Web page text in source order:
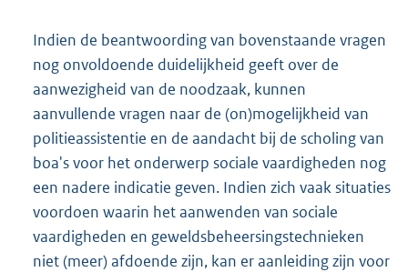
Indien de beantwoording van bovenstaande vragen
nog onvoldoende duidelijkheid geeft over de
aanwezigheid van de noodzaak, kunnen
aanvullende vragen naar de (on)mogelijkheid van
politieassistentie en de aandacht bij de scholing van
boa's voor het onderwerp sociale vaardigheden nog
een nadere indicatie geven. Indien zich vaak situaties
voordoen waarin het aanwenden van sociale
vaardigheden en geweldsbeheersingstechnieken
niet (meer) afdoende zijn, kan er aanleiding zijn voor